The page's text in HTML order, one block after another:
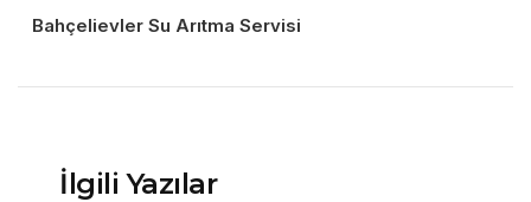
Bahçelievler Su Arıtma Servisi
İlgili Yazılar